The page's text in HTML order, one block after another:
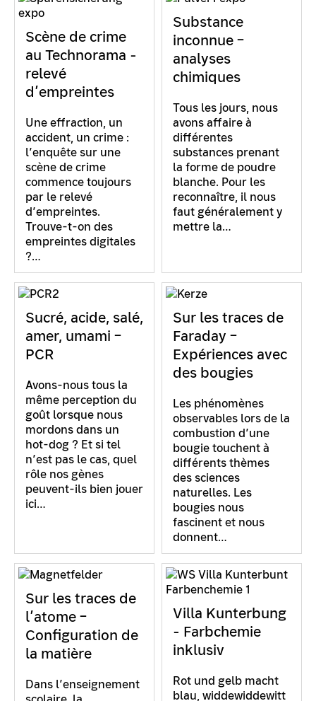
Scène de crime
au Technorama -
relevé
d’empreintes
Une effraction, un
accident, un crime :
l’enquête sur une
scène de crime
commence toujours
par le relevé
d’empreintes.
Trouve-t-on des
empreintes digitales
?…
Substance
inconnue –
analyses
chimiques
Tous les jours, nous
avons affaire à
différentes
substances prenant
la forme de poudre
blanche. Pour les
reconnaître, il nous
faut généralement y
mettre la…
Sucré, acide, salé,
amer, umami –
PCR
Avons-nous tous la
même perception du
goût lorsque nous
mordons dans un
hot-dog ? Et si tel
n’est pas le cas, quel
rôle nos gènes
peuvent-ils bien jouer
ici…
Sur les traces de
Faraday –
Expériences avec
des bougies
Les phénomènes
observables lors de la
combustion d’une
bougie touchent à
différents thèmes
des sciences
naturelles. Les
bougies nous
fascinent et nous
donnent…
Sur les traces de
l’atome –
Configuration de
la matière
Dans l’enseignement
Villa Kunterbung
- Farbchemie
inklusiv
Rot und gelb macht
blau, widdewiddewitt